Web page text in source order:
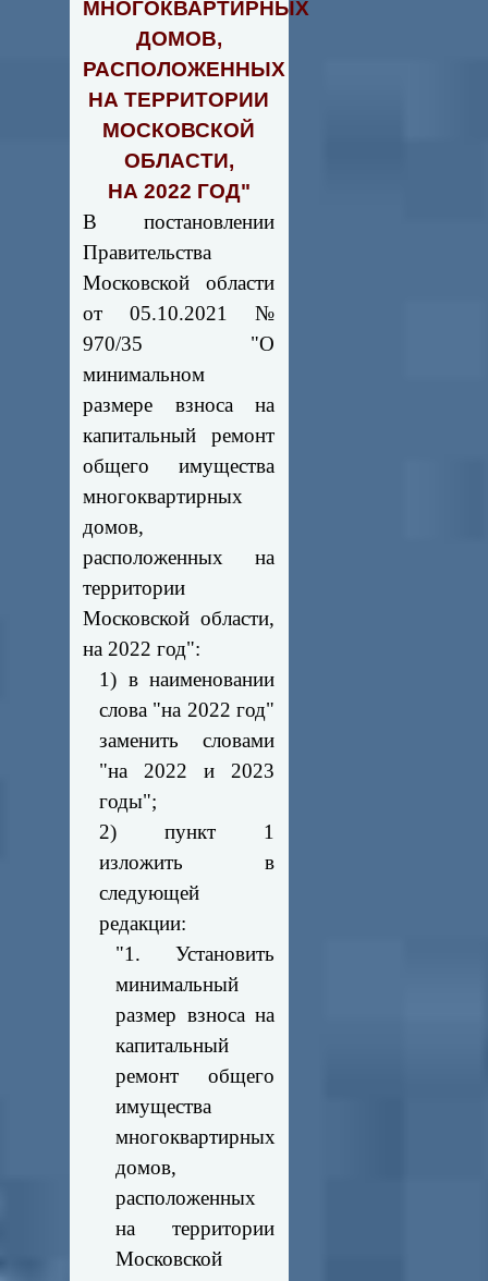
МНОГОКВАРТИРНЫХ
ДОМОВ,
РАСПОЛОЖЕННЫХ
НА ТЕРРИТОРИИ
МОСКОВСКОЙ
ОБЛАСТИ,
НА 2022 ГОД"
В постановлении
Правительства
Московской области
от 05.10.2021 №
970/35 "О
минимальном
размере взноса на
капитальный ремонт
общего имущества
многоквартирных
домов,
расположенных на
территории
Московской области,
на 2022 год":
1) в наименовании
слова "на 2022 год"
заменить словами
"на 2022 и 2023
годы";
2) пункт 1
изложить в
следующей
редакции:
"1. Установить
минимальный
размер взноса на
капитальный
ремонт общего
имущества
многоквартирных
домов,
расположенных
на территории
Московской